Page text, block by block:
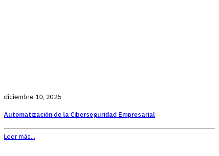
diciembre 10, 2025
Automatización de la Ciberseguridad Empresarial
Leer más...